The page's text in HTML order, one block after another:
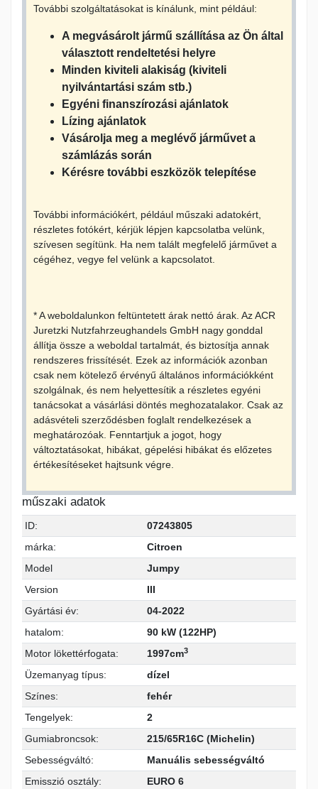
További szolgáltatásokat is kínálunk, mint például:
A megvásárolt jármű szállítása az Ön által
választott rendeltetési helyre
Minden kiviteli alakiság (kiviteli
nyilvántartási szám stb.)
Egyéni finanszírozási ajánlatok
Lízing ajánlatok
Vásárolja meg a meglévő járművet a
számlázás során
Kérésre további eszközök telepítése
További információkért, például műszaki adatokért,
részletes fotókért, kérjük lépjen kapcsolatba velünk,
szívesen segítünk. Ha nem talált megfelelő járművet a
cégéhez, vegye fel velünk a kapcsolatot.
* A weboldalunkon feltüntetett árak nettó árak. Az ACR
Juretzki Nutzfahrzeughandels GmbH nagy gonddal
állítja össze a weboldal tartalmát, és biztosítja annak
rendszeres frissítését. Ezek az információk azonban
csak nem kötelező érvényű általános információkként
szolgálnak, és nem helyettesítik a részletes egyéni
tanácsokat a vásárlási döntés meghozatalakor. Csak az
adásvételi szerződésben foglalt rendelkezések a
meghatározóak. Fenntartjuk a jogot, hogy
változtatásokat, hibákat, gépelési hibákat és előzetes
értékesítéseket hajtsunk végre.
műszaki adatok
ID:
07243805
márka:
Citroen
Model
Jumpy
Version
III
Gyártási év:
04-2022
hatalom:
90 kW (122HP)
Motor lökettérfogata:
1997cm3
Üzemanyag típus:
dízel
Színes:
fehér
Tengelyek:
2
Gumiabroncsok:
215/65R16C (Michelin)
Sebességváltó:
Manuális sebességváltó
Emisszió osztály:
EURO 6